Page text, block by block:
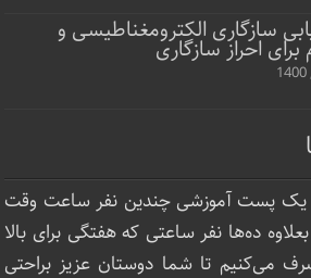
سازگاری الکترومغناطیسی و
احراز سازگاری
یک پست آموزشی چندین نفر ساعت‌ وقت
ده‌ها نفر ساعتی که هفتگی برای بالا
‌می‌کنیم تا شما دوستان عزیز براحتی